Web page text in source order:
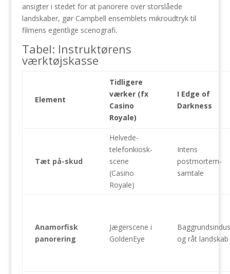
ansigter i stedet for at panorere over storslåede
landskaber, gør Campbell ensemblets mikroudtryk til
filmens egentlige scenografi.
Tabel: Instruktørens
værktøjskasse
Element
Tidligere
værker (fx
Casino
Royale)
I Edge of
Darkness
Tæt på-skud
Helvede-
telefonkiosk-
scene
(Casino
Royale)
Intens
postmortem-
samtale
Anamorfisk
panorering
Jægerscene i
GoldenEye
og råt landskab